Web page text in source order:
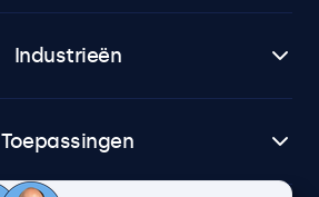
Industrieën
Toepassingen